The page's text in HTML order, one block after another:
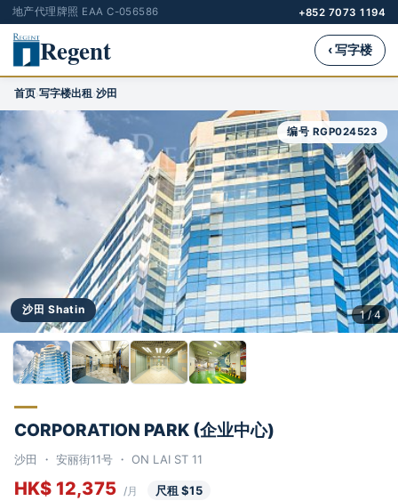
地产代理牌照 EAA C-056586 +852 7073 1194
Regent ‹ 写字楼
首页›写字楼出租›沙田
沙田 Shatin
编号 RGP024523
1 / 4
CORPORATION PARK (企业中心)
沙田 ・ 安丽街11号 ・ ON LAI ST 11
HK$ 12,375 /月 尺租 $15